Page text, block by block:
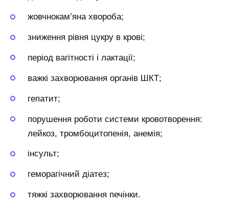
жовчнокам’яна хвороба;
зниження рівня цукру в крові;
період вагітності і лактації;
важкі захворювання органів ШКТ;
гепатит;
порушення роботи системи кровотворення:
лейкоз, тромбоцитопенія, анемія;
інсульт;
геморагічний діатез;
тяжкі захворювання печінки.